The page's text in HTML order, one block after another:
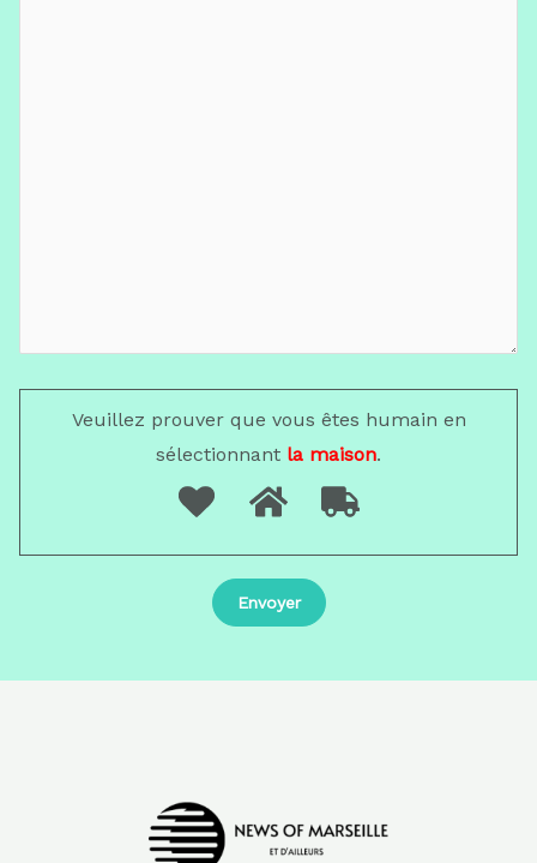
Veuillez prouver que vous êtes humain en
sélectionnant la maison.